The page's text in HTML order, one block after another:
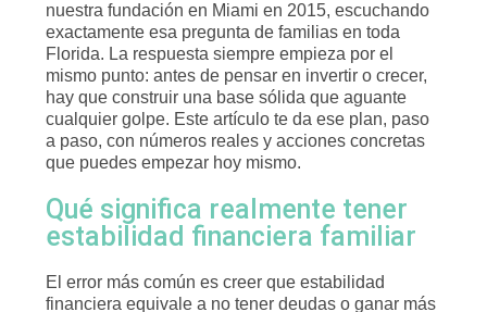
nuestra fundación en Miami en 2015, escuchando
exactamente esa pregunta de familias en toda
Florida. La respuesta siempre empieza por el
mismo punto: antes de pensar en invertir o crecer,
hay que construir una base sólida que aguante
cualquier golpe. Este artículo te da ese plan, paso
a paso, con números reales y acciones concretas
que puedes empezar hoy mismo.
Qué significa realmente tener
estabilidad financiera familiar
El error más común es creer que estabilidad
financiera equivale a no tener deudas o ganar más